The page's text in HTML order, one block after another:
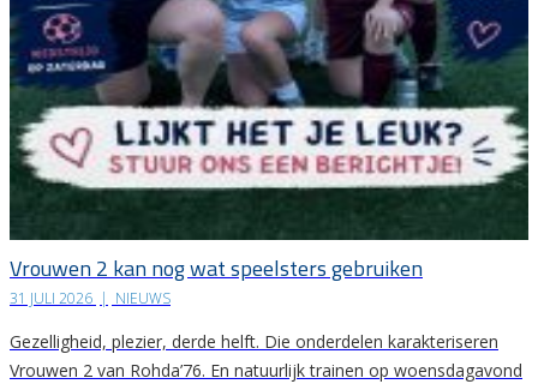
Vrouwen 2 kan nog wat speelsters gebruiken
31 JULI 2026 | NIEUWS
Gezelligheid, plezier, derde helft. Die onderdelen karakteriseren
Vrouwen 2 van Rohda’76. En natuurlijk trainen op woensdagavond